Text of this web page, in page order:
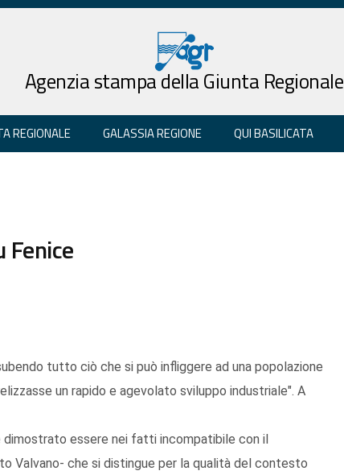
Agenzia stampa della Giunta Regionale
REGIONALE GALASSIA REGIONE QUI BASILICATA
Fenice
tutto ciò che si può infliggere ad una popolazione
un rapido e agevolato sviluppo industriale". A
dimostrato essere nei fatti incompatibile con il
Valvano- che si distingue per la qualità del contesto